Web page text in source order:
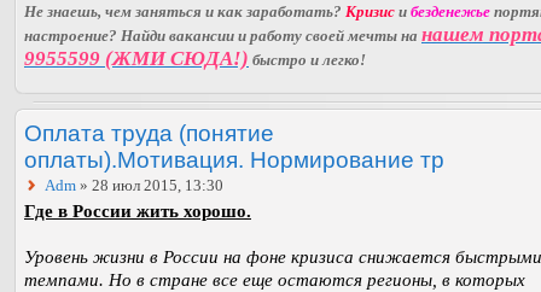
Не знаешь, чем заняться и как заработать? Кризис и безденежье
настроение? Найди вакансии и работу своей мечты на нашем
9955599 (ЖМИ СЮДА!) быстро и легко!
Оплата труда (понятие
оплаты).Мотивация. Нормирование тр
Adm » 28 июл 2015, 13:30
Где в России жить хорошо.
Уровень жизни в России на фоне кризиса снижается быстрыми
темпами. Но в стране все еще остаются регионы, в которых